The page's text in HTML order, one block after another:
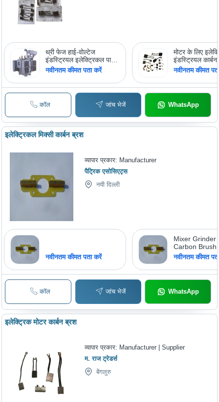
थ्री फेज हाई-वोल्टेज
इंडस्ट्रियल इलेक्ट्रिकल पावर
ट्रांसफॉर्मर
नवीनतम कीमत पता करें
मोटर के लिए
इंडस्ट्रियल
नवीनतम कीमत
कॉल जांच भेजें WhatsApp
इलेक्ट्रिकल मिक्सी कार्बन ब्रश
व्यापार प्रकार: Manufacturer
पैट्रिक एसोसिएट्स
नयी दिल्ली
नवीनतम कीमत पता करें
Mixer Grinder
Carbon Brush
नवीनतम कीमत
कॉल जांच भेजें WhatsApp
इलेक्ट्रिक मोटर कार्बन ब्रश
व्यापार प्रकार: Manufacturer | Supplier
म. राज ट्रेडर्स
बेंगलुरु